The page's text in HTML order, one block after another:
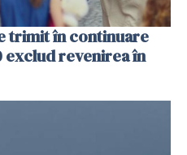
trimit în continuare
exclud revenirea în